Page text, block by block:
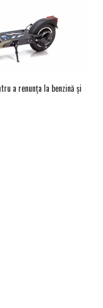
a renunţa la benzină şi